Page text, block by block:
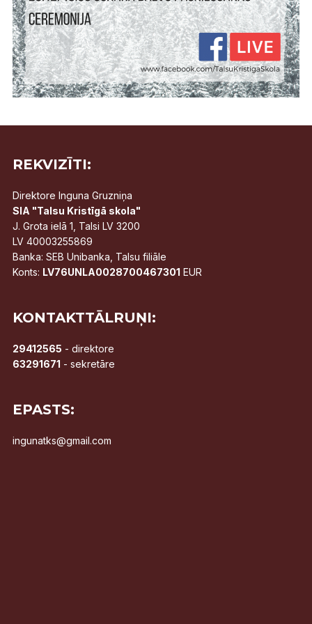
REKVIZĪTI:
Direktore Inguna Gruzniņa
SIA "Talsu Kristīgā skola"
J. Grota ielā 1, Talsi LV 3200
LV 40003255869
Banka: SEB Unibanka, Talsu filiāle
Konts: LV76UNLA0028700467301 EUR
KONTAKTTĀLRUŅI:
29412565 - direktore
63291671 - sekretāre
EPASTS:
ingunatks@gmail.com